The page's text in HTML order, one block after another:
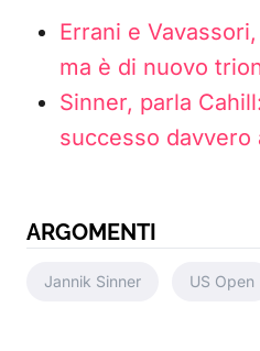
Errani e
ma è di nuovo
Sinner, parla
successo davvero
ARGOMENTI
Jannik Sinner US Open